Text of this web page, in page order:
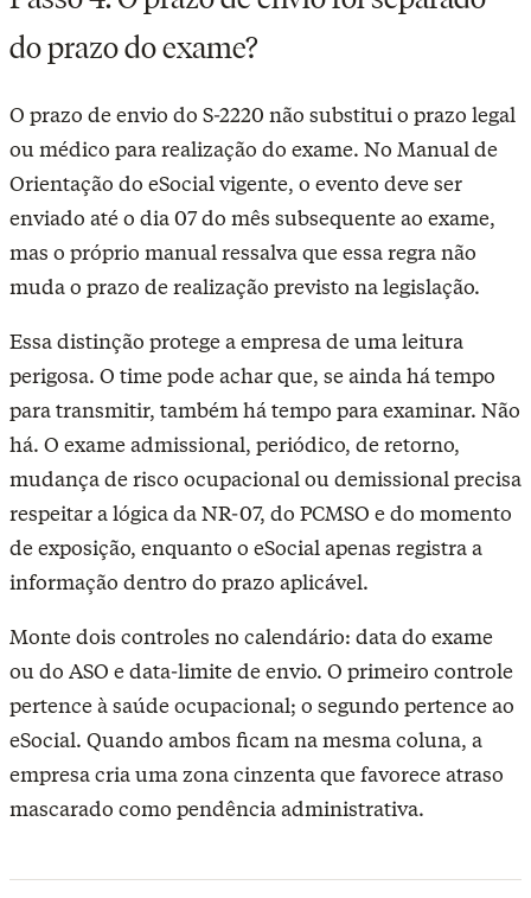
do prazo do exame?
O prazo de envio do S-2220 não substitui o prazo legal
ou médico para realização do exame. No Manual de
Orientação do eSocial vigente, o evento deve ser
enviado até o dia 07 do mês subsequente ao exame,
mas o próprio manual ressalva que essa regra não
muda o prazo de realização previsto na legislação.
Essa distinção protege a empresa de uma leitura
perigosa. O time pode achar que, se ainda há tempo
para transmitir, também há tempo para examinar. Não
há. O exame admissional, periódico, de retorno,
mudança de risco ocupacional ou demissional precisa
respeitar a lógica da NR-07, do PCMSO e do momento
de exposição, enquanto o eSocial apenas registra a
informação dentro do prazo aplicável.
Monte dois controles no calendário: data do exame
ou do ASO e data-limite de envio. O primeiro controle
pertence à saúde ocupacional; o segundo pertence ao
eSocial. Quando ambos ficam na mesma coluna, a
empresa cria uma zona cinzenta que favorece atraso
mascarado como pendência administrativa.